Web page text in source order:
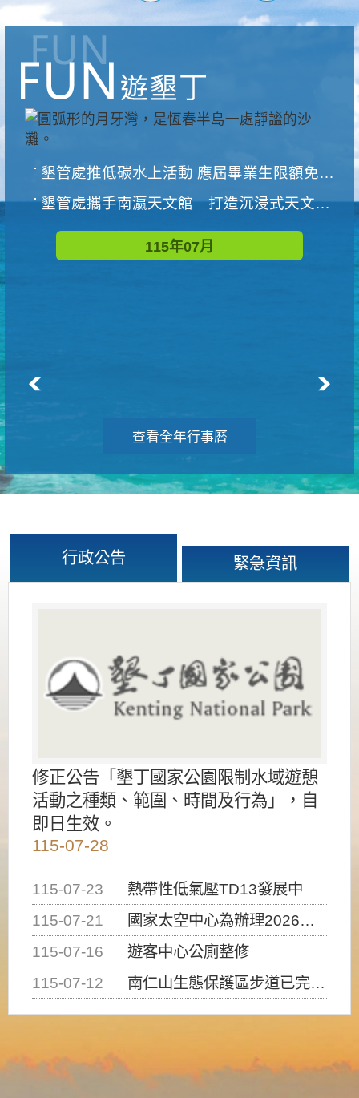
墾管處推低碳水上活動 應屆畢業生限額免費參加
墾管處攜手南瀛天文館 打造沉浸式天文探索營隊
115年07月
查看全年行事曆
行政公告 緊急資訊
修正公告「墾丁國家公園限制水域遊憩
活動之種類、範圍、時間及行為」，自
即日生效。
115-07-28
115-07-23
熱帶性低氣壓TD13發展中
115-07-21
國家太空中心為辦理2026台灣盃火箭競賽，陸、海、空域警戒及協調相關事宜，因颱風備案事宜
115-07-16
遊客中心公廁整修
115-07-12
南仁山生態保護區步道已完成修復，自115年7月13日（星期一）起恢復開放入園，歡迎民眾依規定申請入園....